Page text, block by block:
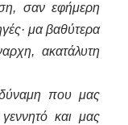
σαν εφήμερη
μα βαθύτερα
ακατάλυτη
που μας
και μας